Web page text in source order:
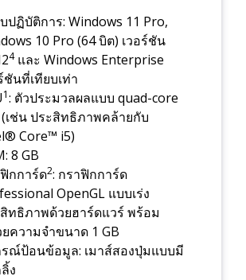
ปฏิบัติการ: Windows 11 Pro,
10 Pro (64 บิต) เวอร์ชัน
4และ Windows Enterprise
ชันที่เทียบเท่า
1: ตัวประมวลผลแบบ quad-core
(เช่น ประสิทธิภาพคล้ายกับ
Core™ i5)
8 GB
กการ์ด2: กราฟิกการ์ด
OpenGL แบบเร่ง
ทธิภาพด้วยฮาร์ดแวร์ พร้อม
ความจำขนาด 1 GB
ณ์ป้อนข้อมูล: เมาส์สองปุ่มแบบมี
ง